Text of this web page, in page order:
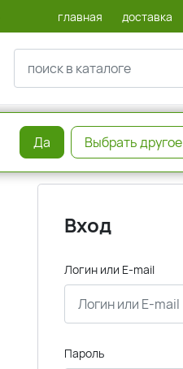
главная доставка
Вход
Логин или E-mail
Пароль
Да Выбрать другое